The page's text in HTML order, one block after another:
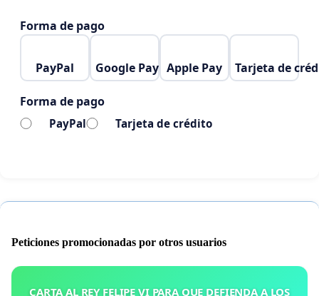
✅ 2. Que haya fundamento real y comprobable:
No se debe iniciar una tutela ni separar a un niño
sin pruebas objetivas y contrastadas de riesgo,
negligencia, incapacidad o maltrato.
La mera sospecha no debe bastar.
derecho a recurso.
Forma de pago
PayPal Google Pay Apple Pay Tarjeta de
Forma de pago
PayPal Tarjeta de crédito
Peticiones promocionadas por otros usuarios
CARTA AL REY FELIPE VI PARA QUE DEFIENDA A LOS